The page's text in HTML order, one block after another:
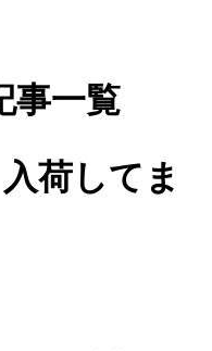
事一覧
荷してま